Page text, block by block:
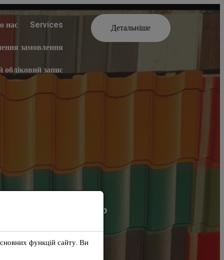
нас
Services
замовлення
обліковий запис
Детальніше
камінь
функцій сайту. Ви